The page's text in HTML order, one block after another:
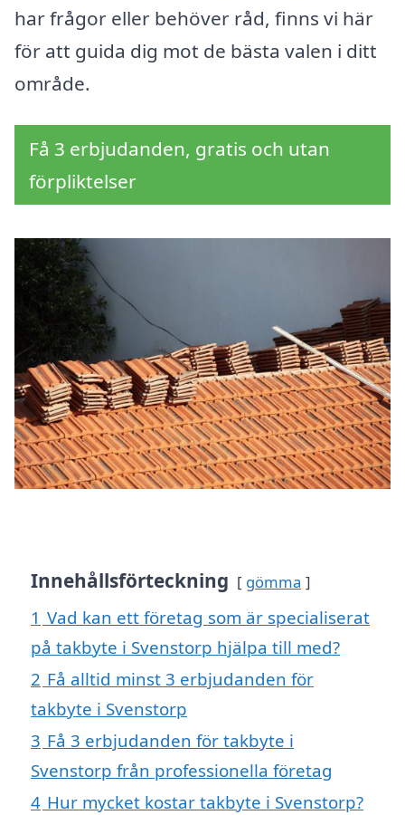
har frågor eller behöver råd, finns vi här
för att guida dig mot de bästa valen i ditt
område.
Få 3 erbjudanden, gratis och utan
förpliktelser
Innehållsförteckning gömma
1 Vad kan ett företag som är specialiserat
på takbyte i Svenstorp hjälpa till med?
2 Få alltid minst 3 erbjudanden för
takbyte i Svenstorp
3 Få 3 erbjudanden för takbyte i
Svenstorp från professionella företag
4 Hur mycket kostar takbyte i Svenstorp?